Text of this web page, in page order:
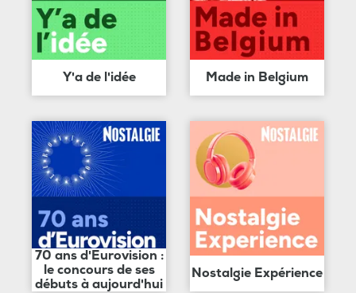
Y'a de l'idée Made in Belgium
70 ans d'Eurovision :
le concours de ses
débuts à aujourd'hui
Nostalgie Expérience